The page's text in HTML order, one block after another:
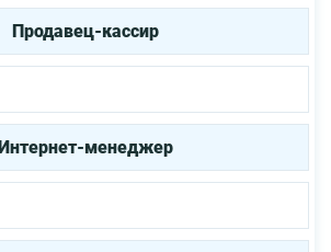
Продавец-кассир
Интернет-менеджер